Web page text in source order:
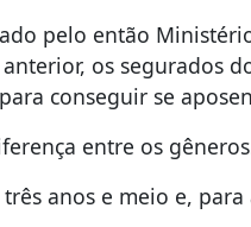
pelo então
os segurados
conseguir se
entre os
anos e meio e,